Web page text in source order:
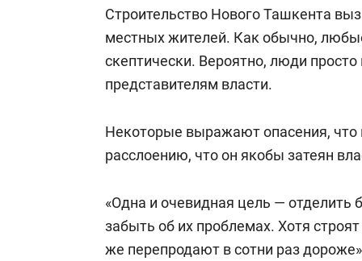
Строительство Нового Ташкента
местных жителей. Как обычно,
скептически. Вероятно, люди
представителям власти.
Некоторые выражают опасения, что
расслоению, что он якобы затеян
«Одна и очевидная цель — отделить
забыть об их проблемах. Хотя
же перепродают в сотни раз